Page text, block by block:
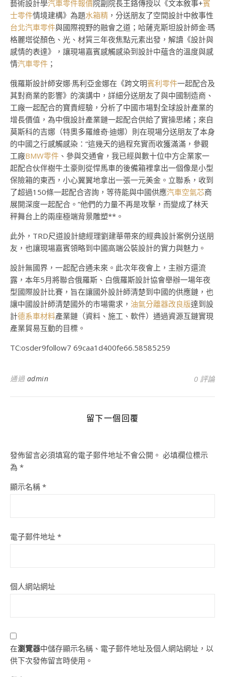
藝術設計學汽車零件報價院副院長王鉻傳授以《文本敘事+賓
士零件情境建構》為題水箱精 ，分送朋友了空間設計中敘事性
台北汽車零件與國際視野的融會之道；哈薩克斯坦設計師金·瑪
格麗塔從顏色、光、材質三年夜焦點元素出發，解讀《設計與
感情的表達》，讓現場嘉賓感觸感染到設計中蘊含的溫度與感
情汽車零件 ；
俄羅斯設計師安娜·馬利亞金娜在《跨文明賓利零件一起配合及
其對商業的影響》的演講中，詳細分送朋友了與中國制造商、
工廠一起配合的寶貴經驗，分析了中國市場對全球設計產業的
增長價值，為中俄設計產業鏈一起配合供給了實操思緒；來自
莫斯科的吉娜（特奧多羅維奇·迪娜）則在現場分送朋友了本身
的中國之行感觸感染：“這幾天的過程充實而收獲滿滿，參觀
工廠BMW零件 、參與交通會，我已經與數十位中方企業家一
起配合伙伴樹牛土豪則從悍馬車的後備箱裡拿出一個像是小型
保險箱的東西，小心翼翼地拿出一張一元美金。立聯系，收到
了超過150條一起配合咨詢，等待能與中國供應汽車空氣芯商
展開深度一起配合。”他們的力量不再是攻擊，而變成了林天
秤舞台上的兩座極端背景雕塑**。
此外，TRD尺道設計總經理劉建華帶來的經典設計案例分送朋
友，也讓現場嘉賓領略到中國高端公裝設計的實力與魅力。
設計無國界，一起配合通未來。此次年夜會上，主辦方還流
露，本年5月將聯合俄羅斯、白俄羅斯設計協會舉辦一場年夜
型國際設計比賽，旨在讓國外設計師清楚到中國的供應鏈，也
讓中國設計師清楚國外的市場需求， 油氣分離器改良版達到設
計德系車材料產業鏈（資料、施工、軟件）通過資源互鏈實現
產業貿易互動的目標。
TC:osder9follow7 69caa1d400fe66.58585259
通過 admin 0 評論
留下一個回覆
發佈留言必須填寫的電子郵件地址不會公開。 必填欄位標示
為 *
顯示名稱 *
電子郵件地址 *
個人網站網址
在瀏覽器中儲存顯示名稱、電子郵件地址及個人網站網址，以
供下次發佈留言時使用。